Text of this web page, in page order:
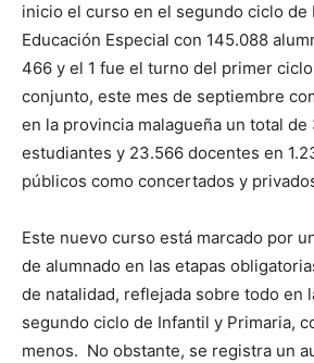
inicio el curso en el segundo ciclo de
Educación Especial con 145.088
466 y el 1 fue el turno del primer
conjunto, este mes de septiembre
en la provincia malagueña un total de
estudiantes y 23.566 docentes en
públicos como concertados y
Este nuevo curso está marcado por
de alumnado en las etapas
de natalidad, reflejada sobre todo en
segundo ciclo de Infantil y Primaria,
menos. No obstante, se registra un